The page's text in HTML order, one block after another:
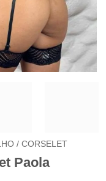
/ CORSELET
Paola